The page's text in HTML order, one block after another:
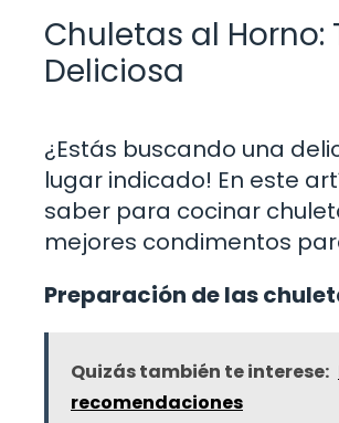
Chuletas al
Deliciosa
¿Estás buscando una
lugar indicado! En este
saber para cocinar
mejores condimentos
Preparación de las
Quizás también te interese:
recomendaciones